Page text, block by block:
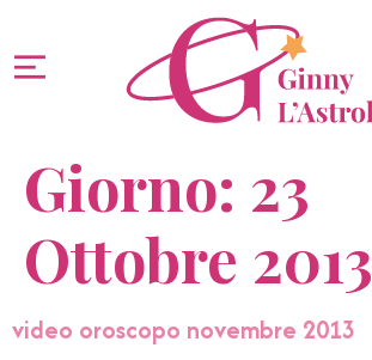
Giorno: 23
Ottobre 2013
video oroscopo novembre 2013